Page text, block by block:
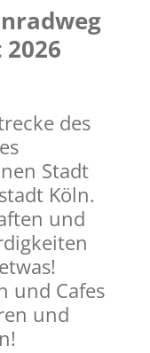
des
Stadt
Köln.
und
und Cafes
und